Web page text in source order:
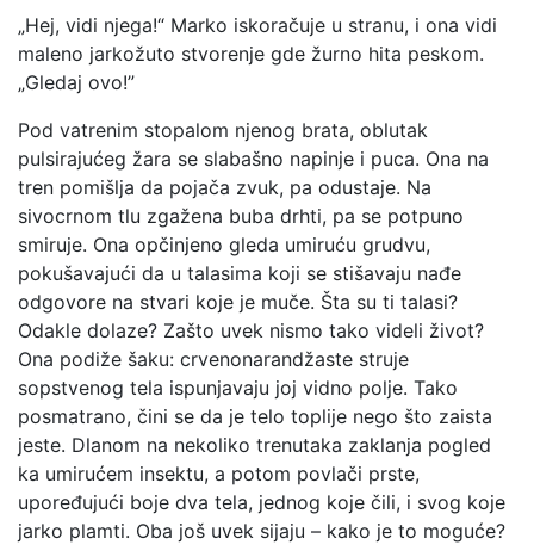
„Hej, vidi njega!“ Marko iskoračuje u stranu, i ona vidi
maleno jarkožuto stvorenje gde žurno hita peskom.
„Gledaj ovo!”
Pod vatrenim stopalom njenog brata, oblutak
pulsirajućeg žara se slabašno napinje i puca. Ona na
tren pomišlja da pojača zvuk, pa odustaje. Na
sivocrnom tlu zgažena buba drhti, pa se potpuno
smiruje. Ona opčinjeno gleda umiruću grudvu,
pokušavajući da u talasima koji se stišavaju nađe
odgovore na stvari koje je muče. Šta su ti talasi?
Odakle dolaze? Zašto uvek nismo tako videli život?
Ona podiže šaku: crvenonarandžaste struje
sopstvenog tela ispunjavaju joj vidno polje. Tako
posmatrano, čini se da je telo toplije nego što zaista
jeste. Dlanom na nekoliko trenutaka zaklanja pogled
ka umirućem insektu, a potom povlači prste,
upoređujući boje dva tela, jednog koje čili, i svog koje
jarko plamti. Oba još uvek sijaju – kako je to moguće?